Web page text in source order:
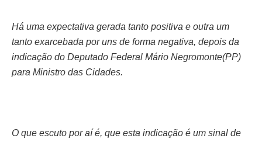
Há uma expectativa gerada tanto positiva e outra um
tanto exarcebada por uns de forma negativa, depois da
indicação do Deputado Federal Mário Negromonte(PP)
para Ministro das Cidades.
O que escuto por aí é, que esta indicação é um sinal de